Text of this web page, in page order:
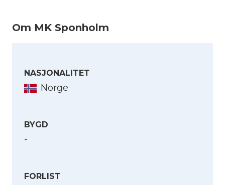
Om MK Sponholm
NASJONALITET
Norge
BYGD
-
FORLIST